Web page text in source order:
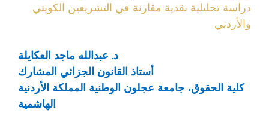
دراسة تحليلية نقدية مقارنة في التشريعين الكويتي
والأردني
د. عبدالله ماجد العكايلة
أستاذ القانون الجزائي المشارك
كلية الحقوق، جامعة عجلون الوطنية المملكة الأردنية
الهاشمية